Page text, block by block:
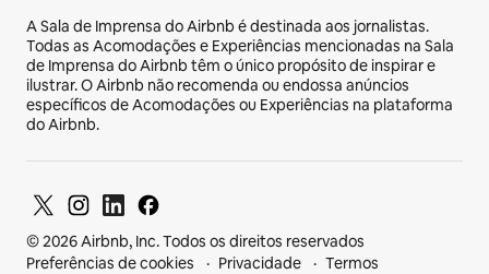
A Sala de Imprensa do Airbnb é destinada aos jornalistas.
Todas as Acomodações e Experiências mencionadas na Sala
de Imprensa do Airbnb têm o único propósito de inspirar e
ilustrar. O Airbnb não recomenda ou endossa anúncios
específicos de Acomodações ou Experiências na plataforma
do Airbnb.
© 2026 Airbnb, Inc. Todos os direitos reservados
Preferências de cookies
Privacidade Termos